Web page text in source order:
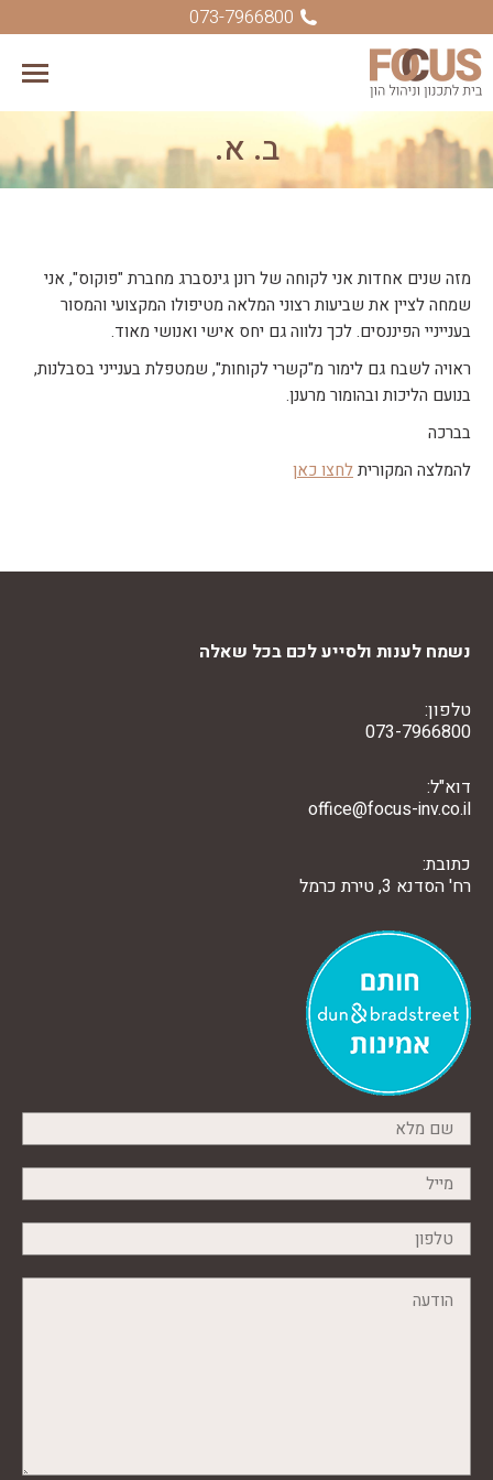
073-7966800
ב. א.
You are here:
מזה שנים אחדות אני לקוחה של רונן גינסברג מחברת "פוקוס", אני
שמחה לציין את שביעות רצוני המלאה מטיפולו המקצועי והמסור
בענייניי הפיננסים. לכך נלווה גם יחס אישי ואנושי מאוד.
ראויה לשבח גם לימור מ"קשרי לקוחות", שמטפלת בענייני בסבלנות,
בנועם הליכות ובהומור מרענן.
בברכה
להמלצה המקוריתלחצו כאן
נשמח לענות ולסייע לכם בכל שאלה
טלפון:
073-7966800
דוא"ל:
office@focus-inv.co.il
כתובת:
רח' הסדנא 3, טירת כרמל